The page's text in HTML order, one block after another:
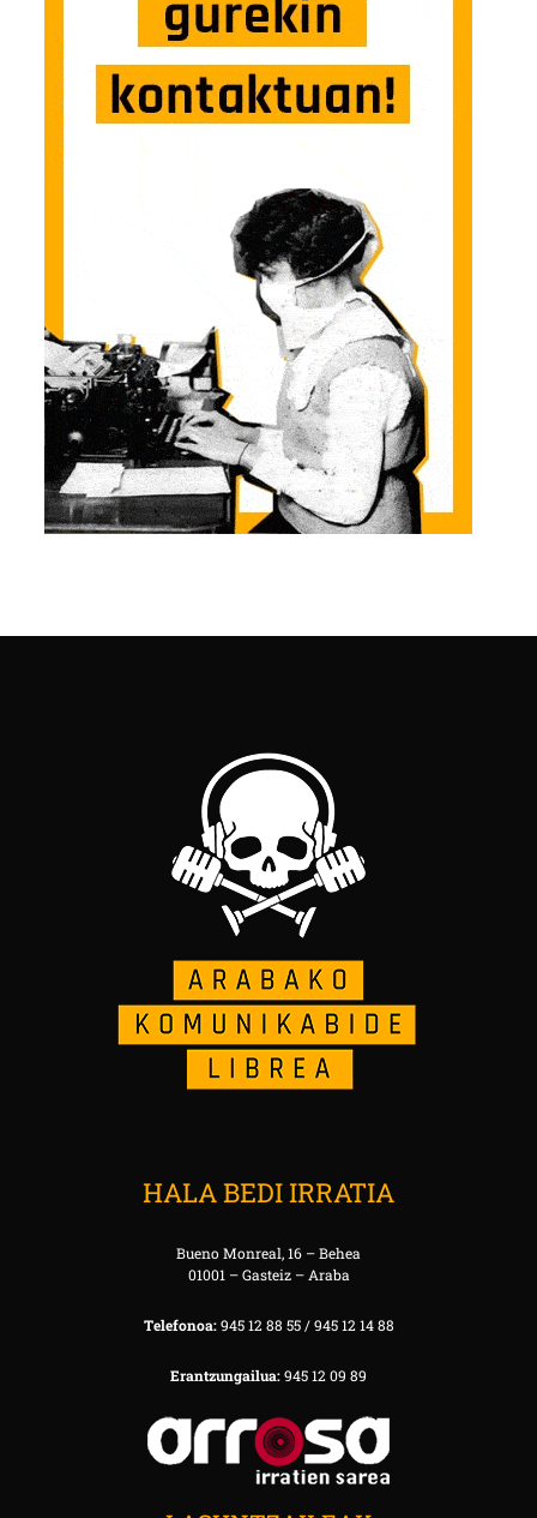
HALA BEDI IRRATIA
Bueno Monreal, 16 – Behea
01001 – Gasteiz – Araba
Telefonoa:945 12 88 55 / 945 12 14 88
Erantzungailua:945 12 09 89